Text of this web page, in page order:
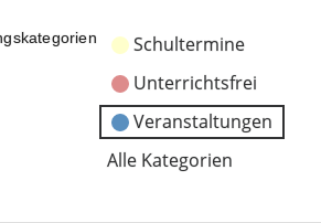
Schultermine
Unterrichtsfrei
Veranstaltungen
Alle Kategorien